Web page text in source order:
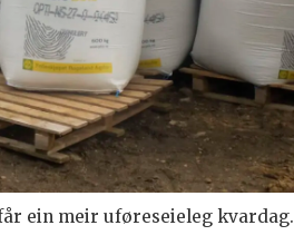
ein meir uføreseieleg kvardag.